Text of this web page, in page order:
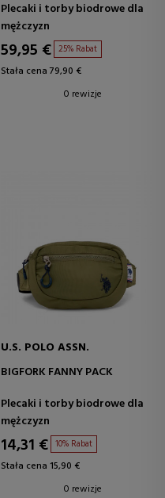
Plecaki i torby biodrowe dla
mężczyzn
59,95 € 25% Rabat
Stała cena 79,90 €
0 rewizje
U.S. POLO ASSN.
BIGFORK FANNY PACK
Plecaki i torby biodrowe dla
mężczyzn
14,31 € 10% Rabat
Stała cena 15,90 €
0 rewizje